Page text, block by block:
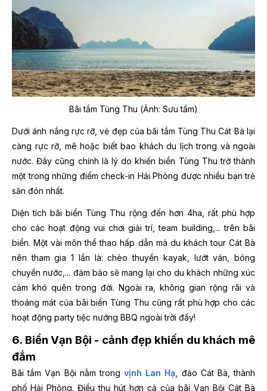
Bãi tắm Tùng Thu (Ảnh: Sưu tầm)
Dưới ánh nắng rực rỡ, vẻ đẹp của bãi tắm Tùng Thu Cát Bà lại
càng rực rỡ, mê hoặc biết bao khách du lịch trong và ngoài
nước. Đây cũng chính là lý do khiến biển Tùng Thu trở thành
một trong những điểm check-in Hải Phòng được nhiều bạn trẻ
săn đón nhất.
Diện tích bãi biển Tùng Thu rộng đến hơn 4ha, rất phù hợp
cho các hoạt động vui chơi giải trí, team building,... trên bãi
biển. Một vài môn thể thao hấp dẫn mà du khách tour Cát Bà
nên tham gia 1 lần là: chèo thuyền kayak, lướt ván, bóng
chuyền nước,... đảm bảo sẽ mang lại cho du khách những xúc
cảm khó quên trong đời. Ngoài ra, không gian rộng rãi và
thoáng mát của bãi biển Tùng Thu cũng rất phù hợp cho các
hoạt động party tiệc nướng BBQ ngoài trời đấy!
6. Biển Vạn Bội - cảnh đẹp khiến du khách mê
đắm
Bãi tắm Vạn Bội nằm trong vịnh Lan Hạ , đảo Cát Bà, thành
phố Hải Phòng. Điều thu hút hơn cả của bãi Vạn Bội Cát Bà